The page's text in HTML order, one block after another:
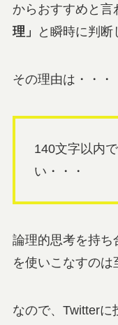
からおすすめと言
理」
と瞬時に判断
その理由は・・・
140文字以内
い・・・
論理的思考を持ち
を使いこなすのは
なので、Twitterに